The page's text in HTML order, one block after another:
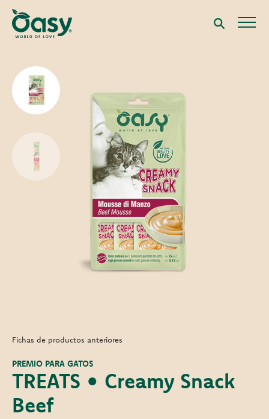
Fichas de productos anteriores
TREATS • Creamy Snack
Beef
PREMIO PARA GATOS